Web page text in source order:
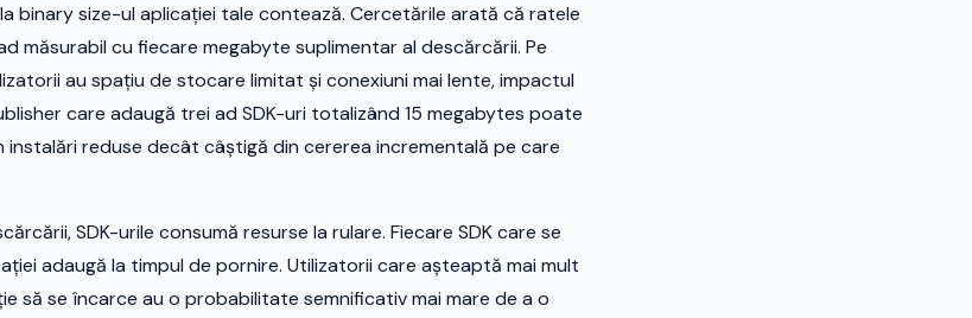
binary size-ul aplicației tale contează. Cercetările arată că ratele
măsurabil cu fiecare megabyte suplimentar al descărcării. Pe
au spațiu de stocare limitat și conexiuni mai lente, impactul
care adaugă trei ad SDK-uri totalizând 15 megabytes poate
instalări reduse decât câștigă din cererea incrementală pe care
SDK-urile consumă resurse la rulare. Fiecare SDK care se
adaugă la timpul de pornire. Utilizatorii care așteaptă mai mult
să se încarce au o probabilitate semnificativ mai mare de a o